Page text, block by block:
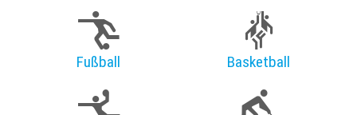
Fußball Basketball